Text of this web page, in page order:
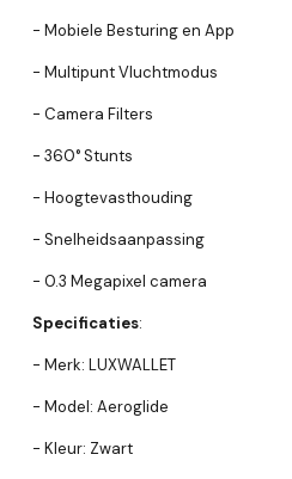
- Mobiele Besturing en App
- Multipunt Vluchtmodus
- Camera Filters
- 360° Stunts
- Hoogtevasthouding
- Snelheidsaanpassing
- 0.3 Megapixel camera
Specificaties:
- Merk: LUXWALLET
- Model: Aeroglide
- Kleur: Zwart